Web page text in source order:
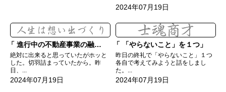
2024年07月19日
進行中の不動産事業の融資付けられた
絶対に出来ると思っていたがホッと
した。切羽詰まっていたから。昨
日、...
2024年07月19日
「やらないこと」を１つ
昨日の終礼で「やらないこと」１つ
各自で考えてみようと話をしまし
た。...
2024年07月19日